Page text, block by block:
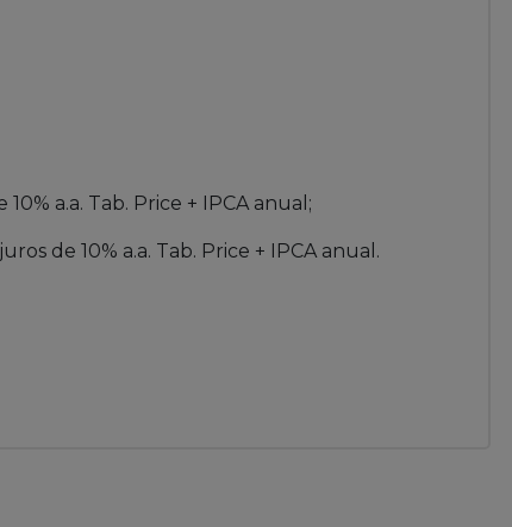
a.a. Tab. Price + IPCA anual;
de 10% a.a. Tab. Price + IPCA anual.